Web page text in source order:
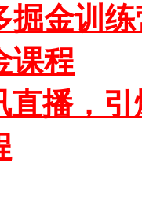
掘金训
课程
直播，